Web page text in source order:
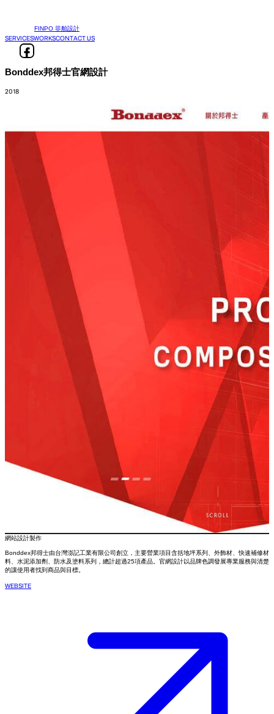
FINPO 菲舶設計
SERVICESWORKSCONTACT US
Bonddex邦得士官網設計
2018
網站設計製作
Bonddex邦得士由台灣澎記工業有限公司創立，主要營業項目含括地坪系列、外飾材、快速補修材
料、水泥添加劑、防水及塗料系列，總計超過25項產品。官網設計以品牌色調發展專業服務與清楚
的讓使用者找到商品與目標。
WEBSITE